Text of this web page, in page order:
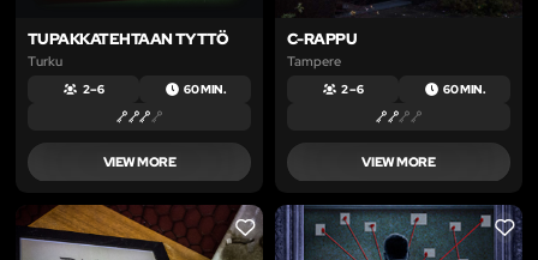
TUPAKKATEHTAAN TYTTÖ
Turku
2 – 6 60 MIN.
VIEW MORE
C-RAPPU
Tampere
2 – 6 60 MIN.
VIEW MORE
LIKE LIKE